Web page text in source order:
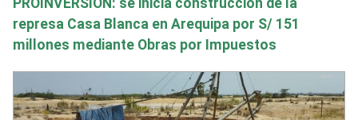
represa Casa Blanca en Arequipa por S/ 151
millones mediante Obras por Impuestos